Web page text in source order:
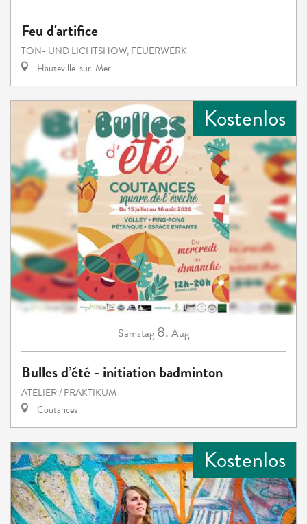
Feu d'artifice
TON- UND LICHTSHOW, FEUERWERK
Hauteville-sur-Mer
Kostenlos
Samstag 8. Aug
Bulles d’été - initiation badminton
ATELIER / PRAKTIKUM
Coutances
Kostenlos